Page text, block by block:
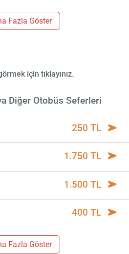
Fazla Göster
için tıklayınız.
Diğer Otobüs Seferleri
250 TL
1.750 TL
1.500 TL
400 TL
Fazla Göster